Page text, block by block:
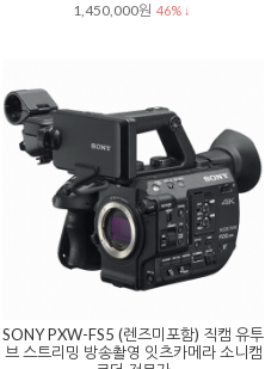
1,450,000원 46% ↓
SONY PXW-FS5 (렌즈미포함) 직캠 유투
브 스트리밍 방송촬영 잇츠카메라 소니캠